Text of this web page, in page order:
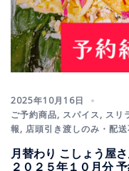
2025年10月16日
ご予約商品, スパイス, スリ
報, 店頭引き渡しのみ・配
月替わり こしょう屋
２０２５年１０月分